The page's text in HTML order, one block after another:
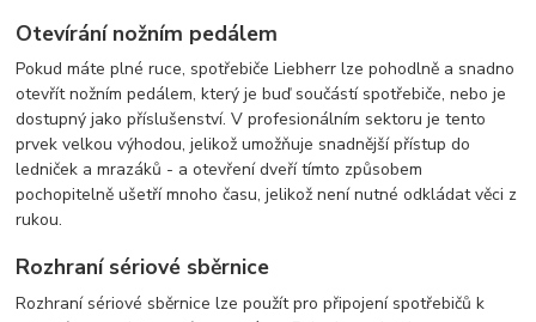
Otevírání nožním pedálem
Pokud máte plné ruce, spotřebiče Liebherr lze pohodlně a snadno
otevřít nožním pedálem, který je buď součástí spotřebiče, nebo je
dostupný jako příslušenství. V profesionálním sektoru je tento
prvek velkou výhodou, jelikož umožňuje snadnější přístup do
ledniček a mrazáků - a otevření dveří tímto způsobem
pochopitelně ušetří mnoho času, jelikož není nutné odkládat věci z
rukou.
Rozhraní sériové sběrnice
Rozhraní sériové sběrnice lze použít pro připojení spotřebičů k